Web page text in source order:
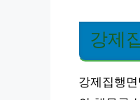
강제
강제집행